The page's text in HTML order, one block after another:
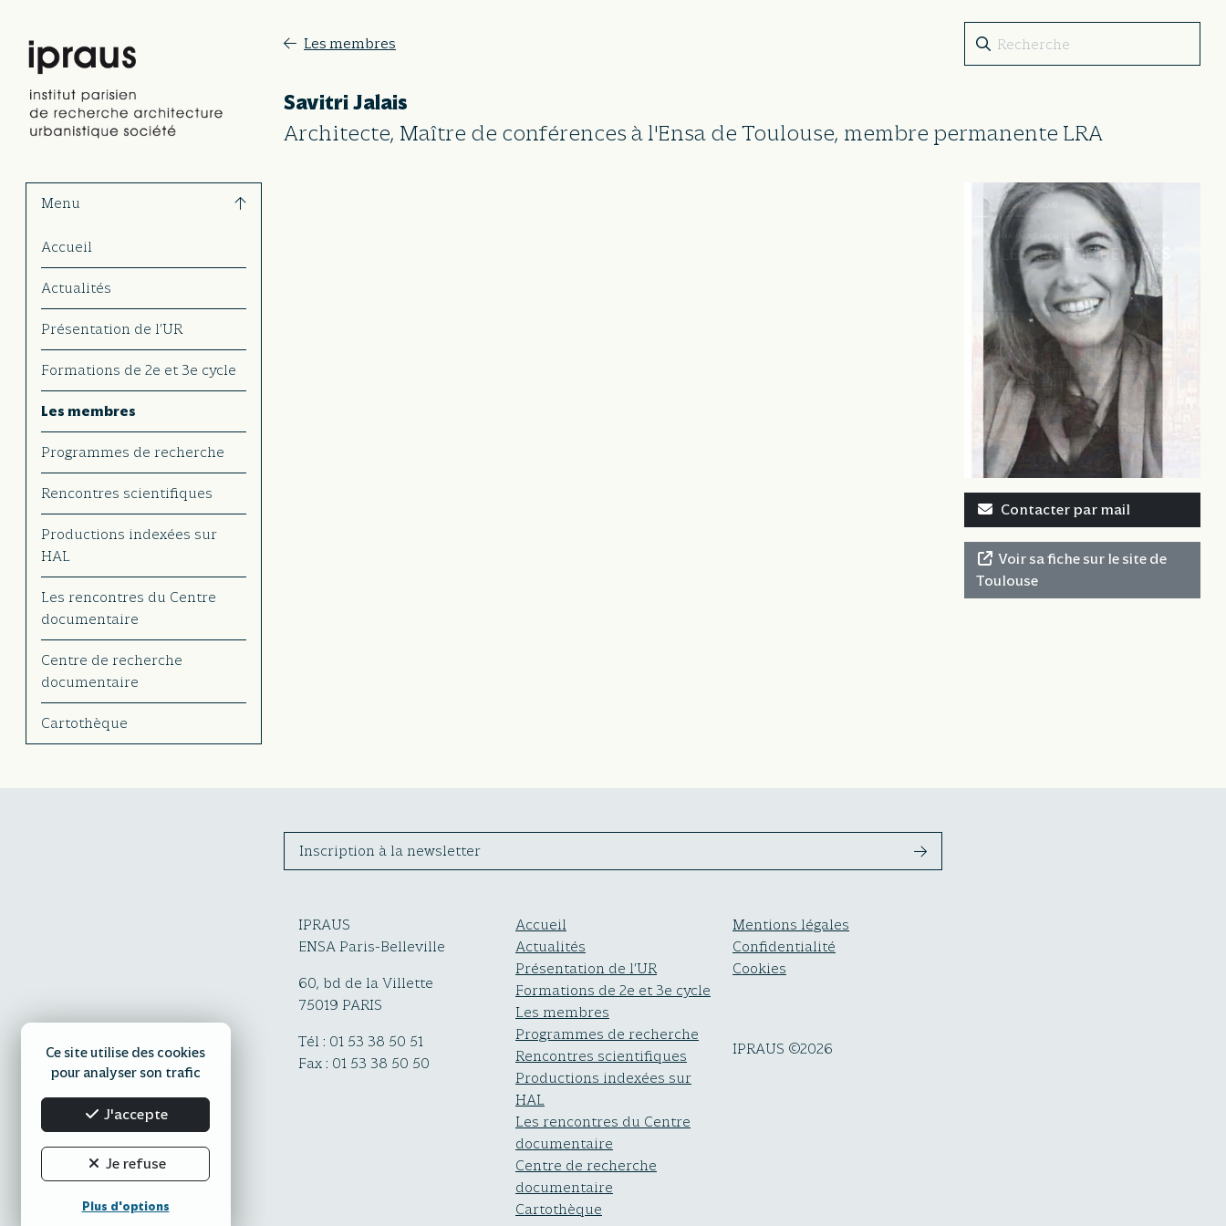
Les membres
Savitri Jalais
Architecte, Maître de conférences à l'Ensa de Toulouse, membre permanente LRA
Menu
Accueil
Actualités
Présentation de l’UR
Formations de 2e et 3e cycle
Les membres
Programmes de recherche
Rencontres scientifiques
Productions indexées sur
HAL
Les rencontres du Centre
documentaire
Centre de recherche
documentaire
Cartothèque
Contacter par mail
Voir sa fiche sur le site de
Toulouse
Inscription à la newsletter
IPRAUS
ENSA Paris-Belleville
60, bd de la Villette
75019 PARIS
Tél : 01 53 38 50 51
Fax : 01 53 38 50 50
Accueil
Actualités
Présentation de l’UR
Formations de 2e et 3e cycle
Les membres
Programmes de recherche
Rencontres scientifiques
Productions indexées sur
HAL
Les rencontres du Centre
documentaire
Centre de recherche
documentaire
Cartothèque
Mentions légales
Confidentialité
Cookies
IPRAUS ©2026
Ce site utilise des cookies
pour analyser son trafic
J'accepte
Je refuse
Plus d'options